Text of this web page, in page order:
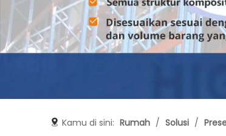
Kamu di sini: Rumah / Solusi /